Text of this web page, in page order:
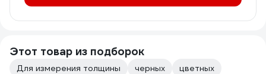
Этот товар из подборок
Для измерения толщины черных
цветных